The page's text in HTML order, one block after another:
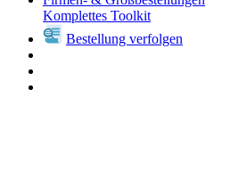
Komplettes Toolkit
Bestellung verfolgen